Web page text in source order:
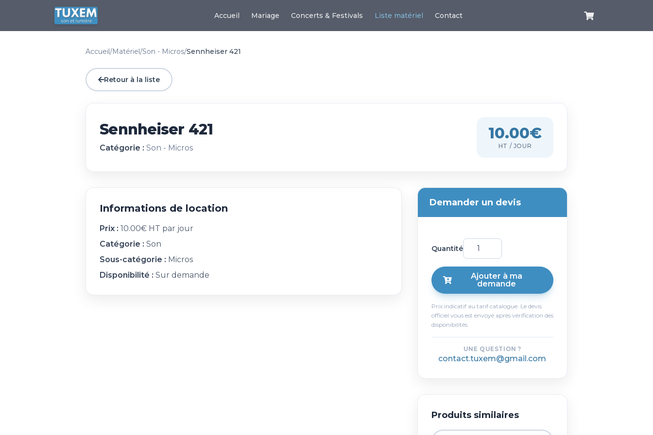
Accueil Mariage Concerts & Festivals Liste matériel Contact
Accueil/Matériel/Son - Micros/Sennheiser 421
Retour à la liste
Sennheiser 421
Catégorie : Son - Micros
10.00€
HT / JOUR
Informations de location
Prix : 10.00€ HT par jour
Catégorie : Son
Sous-catégorie : Micros
Disponibilité : Sur demande
Demander un devis
Quantité
Ajouter à ma
demande
Prix indicatif au tarif catalogue. Le devis
officiel vous est envoyé après vérification des
disponibilités.
UNE QUESTION ?
contact.tuxem@gmail.com
Produits similaires